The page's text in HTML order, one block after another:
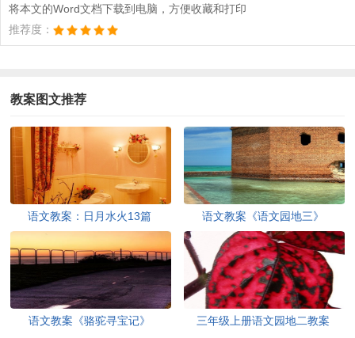
将本文的Word文档下载到电脑，方便收藏和打印
推荐度：
教案图文推荐
语文教案：日月水火13篇 语文教案《语文园地三》
语文教案《骆驼寻宝记》 三年级上册语文园地二教案